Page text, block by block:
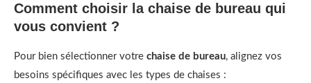
Comment choisir la chaise de bureau qui
vous convient ?
Pour bien sélectionner votre chaise de bureau, alignez vos
besoins spécifiques avec les types de chaises :